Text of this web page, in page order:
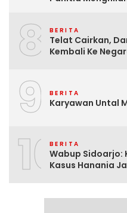
8 BERITA
Telat Cairkan,
Kembali Ke
9 BERITA
Karyawan Untal
10BERITA
Wabup Sidoarjo:
Kasus Hanania